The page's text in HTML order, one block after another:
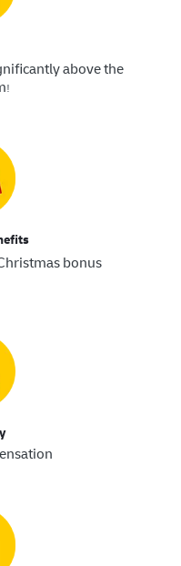
above the
!​​​​​​​
bonus